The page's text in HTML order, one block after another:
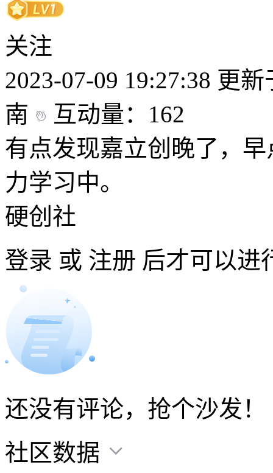
关注
2023-07-09 19:27:38 更新
南
互动量：162
有点发现嘉立创晚了，
力学习中。
硬创社
登录 或 注册 后才可以进
还没有评论，抢个沙发！
社区数据